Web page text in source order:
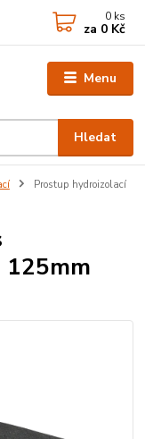
Menu
Hledat
0 ks
za 0 Kč
Prostup hydroizolací